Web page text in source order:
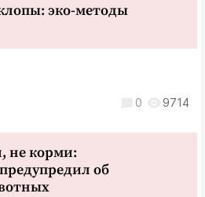
эко-методы
0 9714
не корми:
об